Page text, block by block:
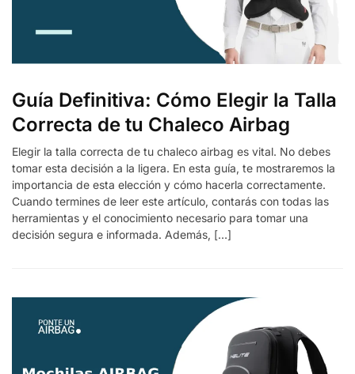
Guía Definitiva: Cómo Elegir la Talla
Correcta de tu Chaleco Airbag
Elegir la talla correcta de tu chaleco airbag es vital. No debes
tomar esta decisión a la ligera. En esta guía, te mostraremos la
importancia de esta elección y cómo hacerla correctamente.
Cuando termines de leer este artículo, contarás con todas las
herramientas y el conocimiento necesario para tomar una
decisión segura e informada. Además, […]